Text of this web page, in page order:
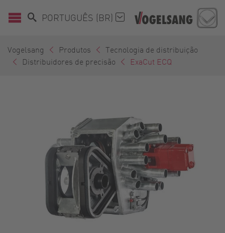
PORTUGUÊS (BR)
Vogelsang Produtos
Tecnologia de distribuição
Distribuidores de precisão
ExaCut ECQ